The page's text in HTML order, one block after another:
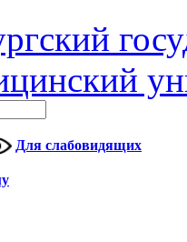
Для слабовидящих